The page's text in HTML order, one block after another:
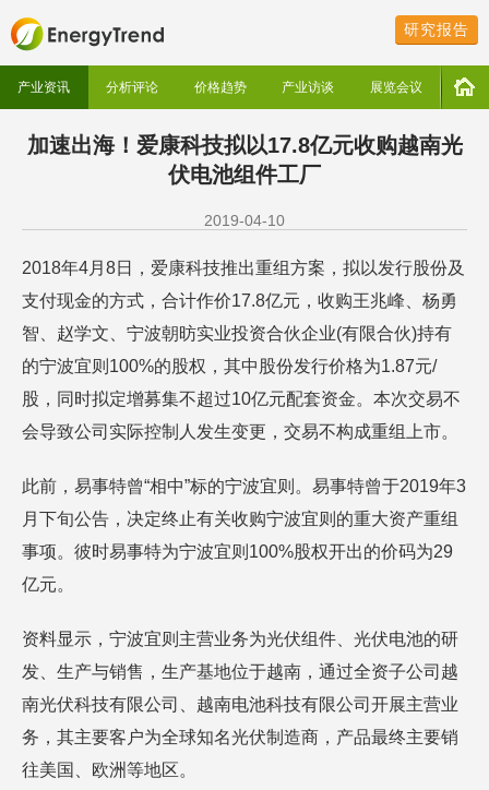
研究报告
产业资讯 分析评论 价格趋势 产业访谈 展览会议
加速出海！爱康科技拟以17.8亿元收购越南光
伏电池组件工厂
2019-04-10
2018年4月8日，爱康科技推出重组方案，拟以发行股份及
支付现金的方式，合计作价17.8亿元，收购王兆峰、杨勇
智、赵学文、宁波朝昉实业投资合伙企业(有限合伙)持有
的宁波宜则100%的股权，其中股份发行价格为1.87元/
股，同时拟定增募集不超过10亿元配套资金。本次交易不
会导致公司实际控制人发生变更，交易不构成重组上市。
此前，易事特曾“相中”标的宁波宜则。易事特曾于2019年3
月下旬公告，决定终止有关收购宁波宜则的重大资产重组
事项。彼时易事特为宁波宜则100%股权开出的价码为29
亿元。
资料显示，宁波宜则主营业务为光伏组件、光伏电池的研
发、生产与销售，生产基地位于越南，通过全资子公司越
南光伏科技有限公司、越南电池科技有限公司开展主营业
务，其主要客户为全球知名光伏制造商，产品最终主要销
往美国、欧洲等地区。